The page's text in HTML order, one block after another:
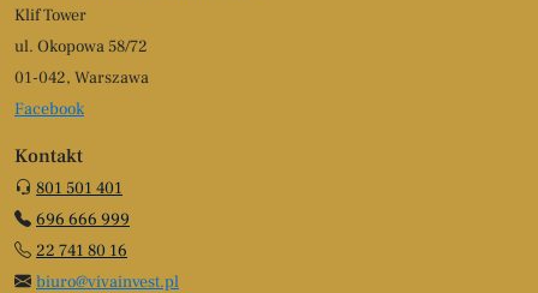
Klif Tower
ul. Okopowa 58/72
01-042, Warszawa
Facebook
Kontakt
801 501 401
696 666 999
22 741 80 16
biuro@vivainvest.pl